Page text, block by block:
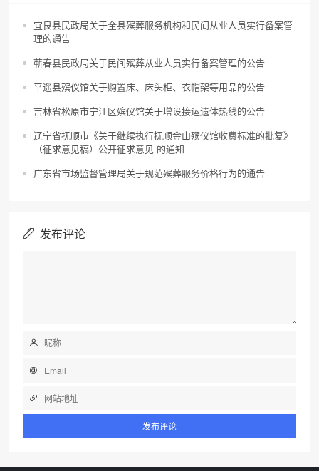
宜良县民政局关于全县殡葬服务机构和民间从业人员实行备案管
理的通告
蕲春县民政局关于民间殡葬从业人员实行备案管理的公告
平遥县殡仪馆关于购置床、床头柜、衣帽架等用品的公告
吉林省松原市宁江区殡仪馆关于增设接运遗体热线的公告
辽宁省抚顺市《关于继续执行抚顺金山殡仪馆收费标准的批复》
（征求意见稿）公开征求意见 的通知
广东省市场监督管理局关于规范殡葬服务价格行为的通告
发布评论